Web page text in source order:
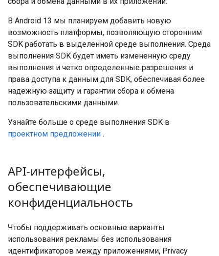
В Android 13 мы планируем добавить новую
возможность платформы, позволяющую сторонним
SDK работать в выделенной среде выполнения. Среда
выполнения SDK будет иметь измененную среду
выполнения и четко определенные разрешения и
права доступа к данным для SDK, обеспечивая более
надежную защиту и гарантии сбора и обмена
пользовательскими данными.
Узнайте больше о среде выполнения SDK в
проектном предложении .
API-интерфейсы,
обеспечивающие
конфиденциальность
Чтобы поддерживать основные варианты
использования рекламы без использования
идентификаторов между приложениями, Privacy